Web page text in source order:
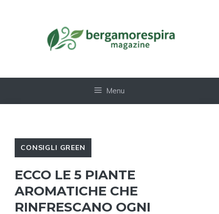
Menu
CONSIGLI GREEN
ECCO LE 5 PIANTE
AROMATICHE CHE
RINFRESCANO OGNI